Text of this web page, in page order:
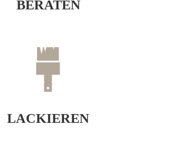
BERATEN
LACKIEREN